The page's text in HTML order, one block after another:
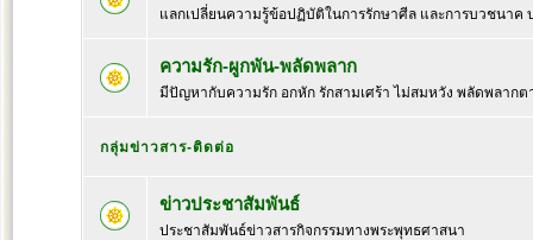
แลกเปลี่ยนความรู้ข้อปฏิบัติในการรักษาศีล และการบวชนา
ความรัก-ผูกพัน-พลัดพลาก
มีปัญหากับความรัก อกหัก รักสามเศร้า ไม่สมหวัง พลัดพลาก
กลุ่มข่าวสาร-ติดต่อ
ข่าวประชาสัมพันธ์
ประชาสัมพันธ์ข่าวสารกิจกรรมทางพระพุทธศาสนา